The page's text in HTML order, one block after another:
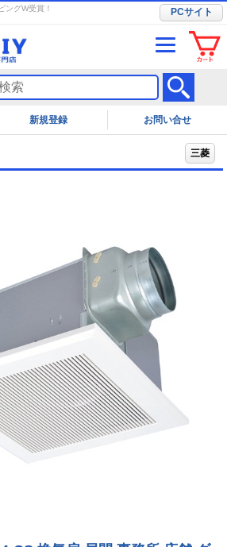
ングW受賞！
PCサイト
お問い合せ
三菱